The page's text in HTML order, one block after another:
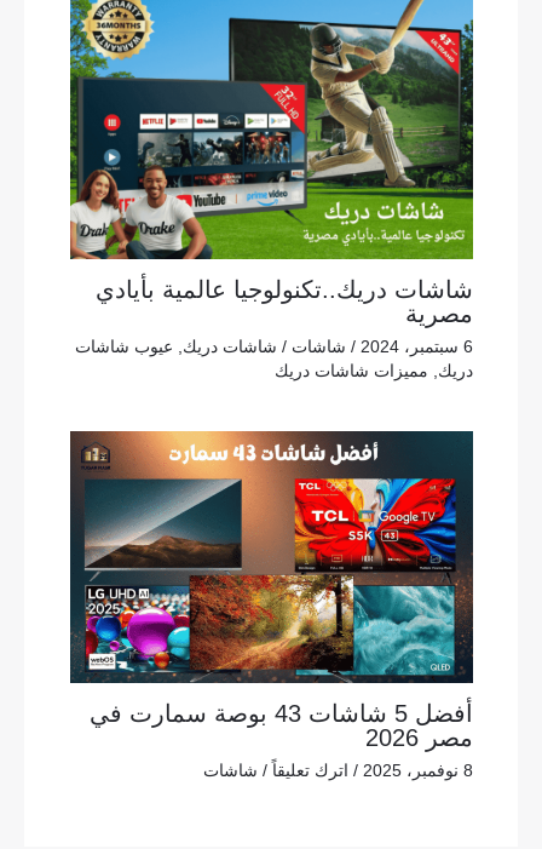
شاشات دريك..تكنولوجيا عالمية بأيادي
مصرية
6 سبتمبر، 2024 / شاشات / شاشات دريك, عيوب شاشات
دريك, مميزات شاشات دريك
أفضل 5 شاشات 43 بوصة سمارت في
مصر 2026
8 نوفمبر، 2025 / اترك تعليقاً / شاشات